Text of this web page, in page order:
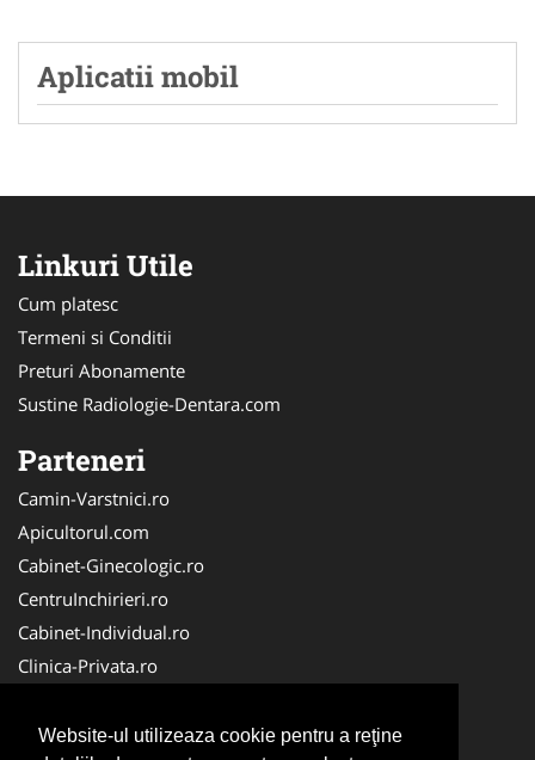
Website-ul utilizeaza cookie pentru a reţine
Aplicatii mobil
Linkuri Utile
Cum platesc
Termeni si Conditii
Preturi Abonamente
Sustine Radiologie-Dentara.com
Parteneri
Camin-Varstnici.ro
Apicultorul.com
Cabinet-Ginecologic.ro
CentruInchirieri.ro
Cabinet-Individual.ro
Clinica-Privata.ro
Medic-Bun.com